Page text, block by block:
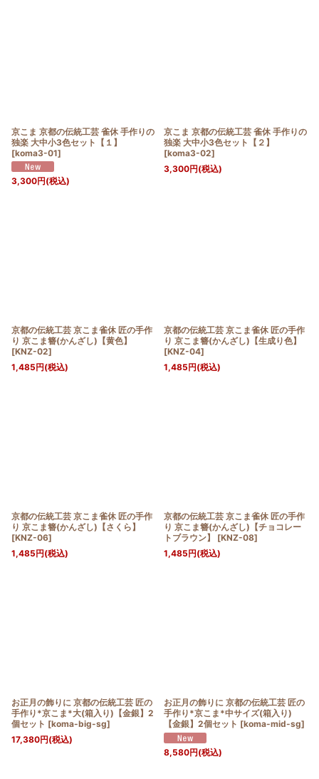
京こま 京都の伝統工芸 雀休 手作りの
独楽 大中小3色セット【１】
[koma3-01]
3,300円(税込)
京こま 京都の伝統工芸 雀休 手作りの
独楽 大中小3色セット【２】
[koma3-02]
3,300円(税込)
京都の伝統工芸 京こま雀休 匠の手作
り 京こま簪(かんざし)【黄色】
[KNZ-02]
1,485円(税込)
京都の伝統工芸 京こま雀休 匠の手作
り 京こま簪(かんざし)【生成り色】
[KNZ-04]
1,485円(税込)
京都の伝統工芸 京こま雀休 匠の手作
り 京こま簪(かんざし)【さくら】
[KNZ-06]
1,485円(税込)
京都の伝統工芸 京こま雀休 匠の手作
り 京こま簪(かんざし)【チョコレー
トブラウン】
[KNZ-08]
1,485円(税込)
お正月の飾りに 京都の伝統工芸 匠の
手作り*京こま*大(箱入り)【金銀】2
個セット [koma-big-sg]
17,380円(税込)
お正月の飾りに 京都の伝統工芸 匠の
手作り*京こま*中サイズ(箱入り)
【金銀】2個セット [koma-mid-sg]
8,580円(税込)